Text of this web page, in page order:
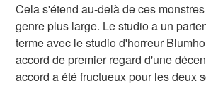
Cela s'étend au-delà de ces
genre plus large. Le studio a un
terme avec le studio d'horreur
accord de premier regard d'une
accord a été fructueux pour les deux